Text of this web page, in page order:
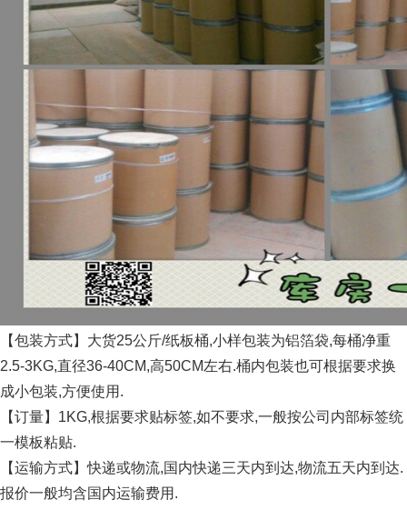
【包装方式】大货25公斤/纸板桶,小样包装为铝箔袋,每桶净重
2.5-3KG,直径36-40CM,高50CM左右.桶内包装也可根据要求换
成小包装,方便使用.
【订量】1KG,根据要求贴标签,如不要求,一般按公司内部标签统
一模板粘贴.
【运输方式】快递或物流,国内快递三天内到达,物流五天内到达.
报价一般均含国内运输费用.